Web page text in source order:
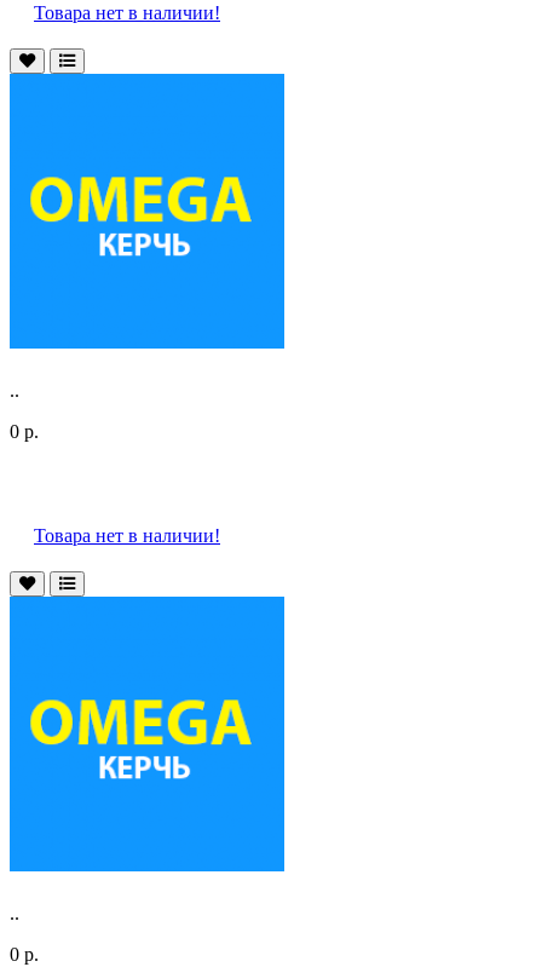
Товара нет в наличии!
..
0 р.
Товара нет в наличии!
..
0 р.